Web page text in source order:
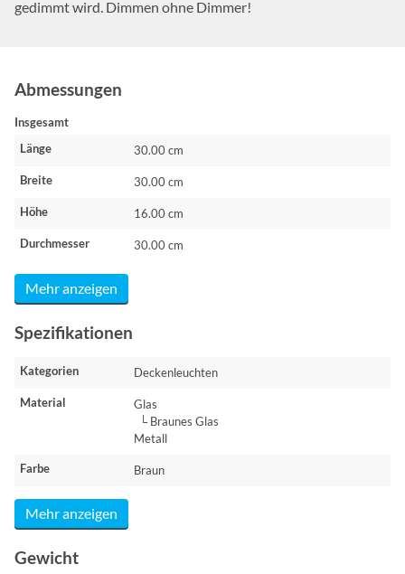
gedimmt wird. Dimmen ohne Dimmer!
Abmessungen
Insgesamt
Länge
30.00 cm
Breite 30.00 cm
Höhe 16.00 cm
Durchmesser 30.00 cm
Mehr anzeigen
Spezifikationen
Kategorien Deckenleuchten
Material
Glas
└ Braunes Glas
Metall
Farbe Braun
Mehr anzeigen
Gewicht